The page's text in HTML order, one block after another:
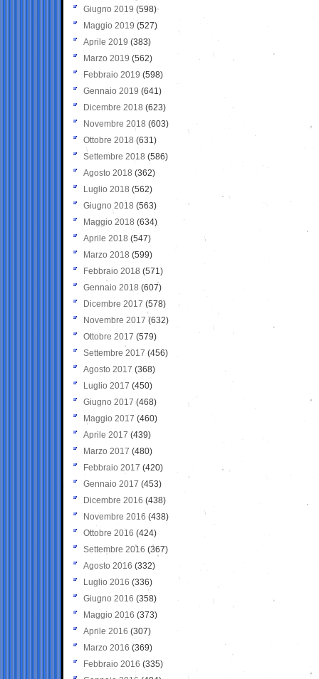
Giugno 2019 (598)
Maggio 2019 (527)
Aprile 2019 (383)
Marzo 2019 (562)
Febbraio 2019 (598)
Gennaio 2019 (641)
Dicembre 2018 (623)
Novembre 2018 (603)
Ottobre 2018 (631)
Settembre 2018 (586)
Agosto 2018 (362)
Luglio 2018 (562)
Giugno 2018 (563)
Maggio 2018 (634)
Aprile 2018 (547)
Marzo 2018 (599)
Febbraio 2018 (571)
Gennaio 2018 (607)
Dicembre 2017 (578)
Novembre 2017 (632)
Ottobre 2017 (579)
Settembre 2017 (456)
Agosto 2017 (368)
Luglio 2017 (450)
Giugno 2017 (468)
Maggio 2017 (460)
Aprile 2017 (439)
Marzo 2017 (480)
Febbraio 2017 (420)
Gennaio 2017 (453)
Dicembre 2016 (438)
Novembre 2016 (438)
Ottobre 2016 (424)
Settembre 2016 (367)
Agosto 2016 (332)
Luglio 2016 (336)
Giugno 2016 (358)
Maggio 2016 (373)
Aprile 2016 (307)
Marzo 2016 (369)
Febbraio 2016 (335)